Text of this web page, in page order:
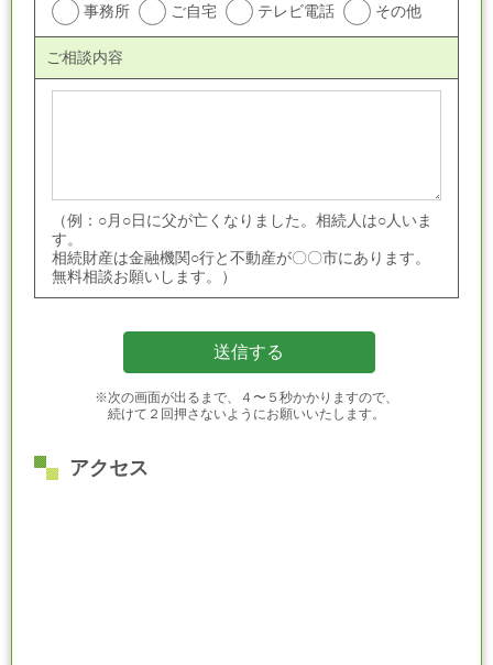
事務所 ご自宅 テレビ電話 その他
ご相談内容
（例：○月○日に父が亡くなりました。相続人は○人いま
す。
相続財産は金融機関○行と不動産が〇〇市にあります。
無料相談お願いします。）
※次の画面が出るまで、４〜５秒かかりますので、
続けて２回押さないようにお願いいたします。
アクセス